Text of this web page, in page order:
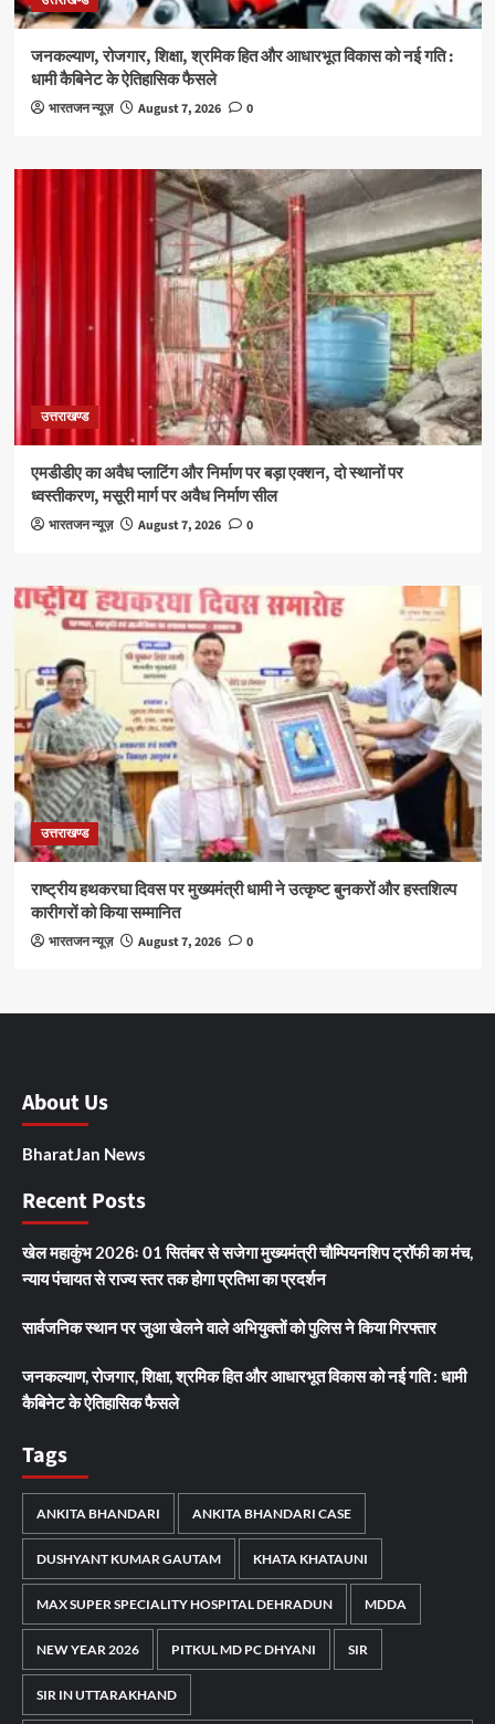
जनकल्याण, रोजगार, शिक्षा, श्रमिक हित और आधारभूत विकास को नई गति :
धामी कैबिनेट के ऐतिहासिक फैसले
भारतजन न्यूज़ August 7, 2026 0
उत्तराखण्ड
एमडीडीए का अवैध प्लाटिंग और निर्माण पर बड़ा एक्शन, दो स्थानों पर
ध्वस्तीकरण, मसूरी मार्ग पर अवैध निर्माण सील
भारतजन न्यूज़ August 7, 2026 0
उत्तराखण्ड
राष्ट्रीय हथकरघा दिवस पर मुख्यमंत्री धामी ने उत्कृष्ट बुनकरों और हस्तशिल्प
कारीगरों को किया सम्मानित
भारतजन न्यूज़ August 7, 2026 0
About Us
BharatJan News
Recent Posts
खेल महाकुंभ 2026ः 01 सितंबर से सजेगा मुख्यमंत्री चौम्पियनशिप ट्रॉफी का मंच,
न्याय पंचायत से राज्य स्तर तक होगा प्रतिभा का प्रदर्शन
सार्वजनिक स्थान पर जुआ खेलने वाले अभियुक्तों को पुलिस ने किया गिरफ्तार
जनकल्याण, रोजगार, शिक्षा, श्रमिक हित और आधारभूत विकास को नई गति : धामी
कैबिनेट के ऐतिहासिक फैसले
Tags
ANKITA BHANDARI ANKITA BHANDARI CASE
DUSHYANT KUMAR GAUTAM KHATA KHATAUNI
MAX SUPER SPECIALITY HOSPITAL DEHRADUN MDDA
NEW YEAR 2026 PITKUL MD PC DHYANI SIR
SIR IN UTTARAKHAND